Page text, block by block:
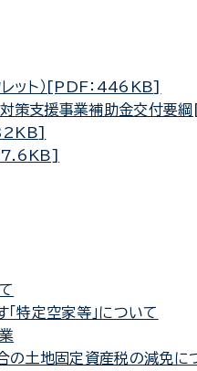
レット）[PDF：446KB]
対策支援事業補助金交付要
特定空家等」について
の土地固定資産税の減免に